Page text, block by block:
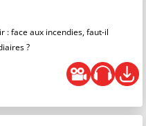
: face aux incendies, faut-il
?